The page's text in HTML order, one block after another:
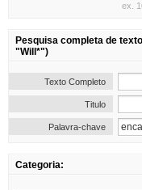
ex.
Pesquisa completa de
"Will*")
Texto Completo
Titulo
Palavra-chave
Categoria: